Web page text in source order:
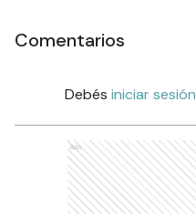
Comentarios
Debés iniciar sesión
Ads